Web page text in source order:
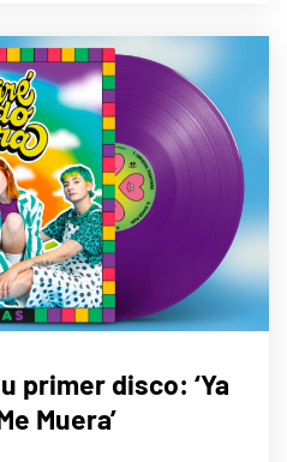
primer disco: ‘Ya
Muera’